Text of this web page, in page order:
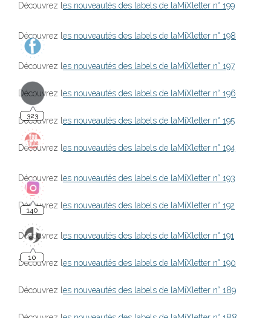
Découvrez l es nouveautés des labels de laMiXletter n° 199
Découvrez l es nouveautés des labels de laMiXletter n° 198
Découvrez l es nouveautés des labels de laMiXletter n° 197
Découvrez l es nouveautés des labels de laMiXletter n° 196
Découvrez l es nouveautés des labels de laMiXletter n° 195
Découvrez l es nouveautés des labels de laMiXletter n° 194
Découvrez l es nouveautés des labels de laMiXletter n° 193
Découvrez l es nouveautés des labels de laMiXletter n° 192
Découvrez l es nouveautés des labels de laMiXletter n° 191
Découvrez l es nouveautés des labels de laMiXletter n° 190
Découvrez l es nouveautés des labels de laMiXletter n° 189
323
140
10